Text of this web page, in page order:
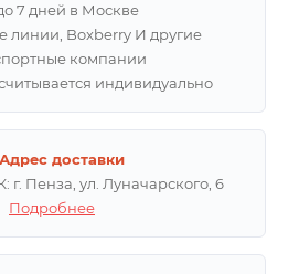
7 дней в Москве
линии, Boxberry И другие
компании
индивидуально
доставки
г. Пенза, ул. Луначарского, 6
Подробнее